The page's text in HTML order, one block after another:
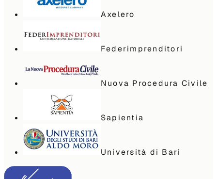
Axelero
Federimprenditori
Nuova Procedura Civile
Sapientia
Università di Bari